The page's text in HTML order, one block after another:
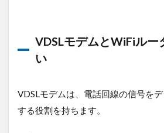
らの
距離
建物
内の
VDSLモデムとWiFiルー
い
VDSLモデムは、電話回線の信号を
する役割を持ちます。